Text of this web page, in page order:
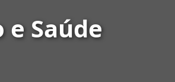
Saúde